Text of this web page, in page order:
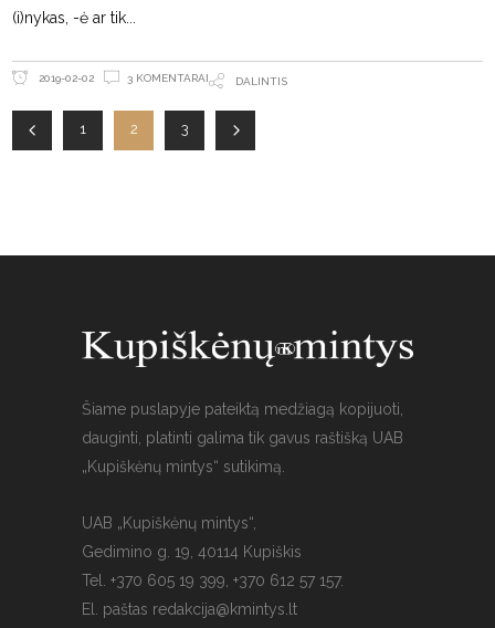
(i)nykas, -ė ar tik
2019-02-02 3 KOMENTARAI DALINTIS
1 2 3
Šiame puslapyje pateiktą medžiagą kopijuoti,
dauginti, platinti galima tik gavus raštišką UAB
„Kupiškėnų mintys“ sutikimą.
UAB „Kupiškėnų mintys“,
Gedimino g. 19, 40114 Kupiškis
Tel. +370 605 19 399, +370 612 57 157.
El. paštas redakcija@kmintys.lt